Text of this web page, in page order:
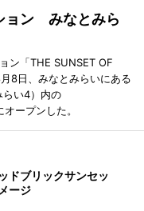
ョン みなとみら
ン「THE SUNSET OF
8日、みなとみらいにある
らい4）内の
ープンした。
ドブリックサンセッ
ージ